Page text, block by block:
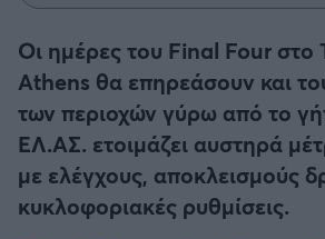
Ατρόμητος Αθηνών
Κηφισιά
Αστέρας Τρίπολης
Οι ημέρες του Final Four στο
Athens θα επηρεάσουν και
των περιοχών γύρω από το
ΕΛ.ΑΣ. ετοιμάζει αυστηρά
με ελέγχους, αποκλεισμούς
κυκλοφοριακές ρυθμίσεις.